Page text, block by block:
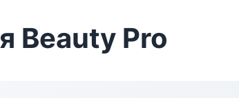
Beauty Pro